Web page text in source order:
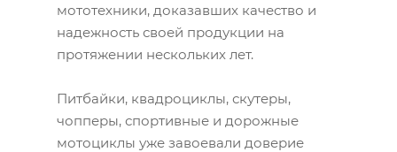
мототехники, доказавших качество и
надежность своей продукции на
протяжении нескольких лет.
Питбайки, квадроциклы, скутеры,
чопперы, спортивные и дорожные
мотоциклы уже завоевали доверие